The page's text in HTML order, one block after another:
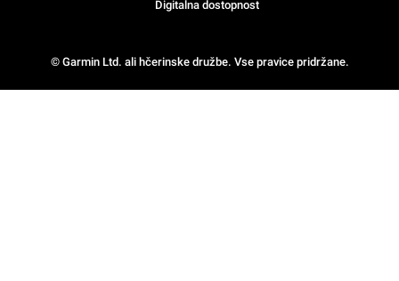
© Garmin Ltd. ali hčerinske družbe. Vse pravice pridržane.
Digitalna dostopnost